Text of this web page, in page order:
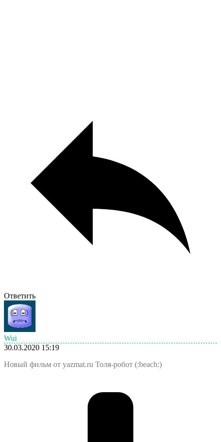
Ответить
Wui
30.03.2020 15:19
Новый фильм от yazmat.ru Толя-робот (:beach:)